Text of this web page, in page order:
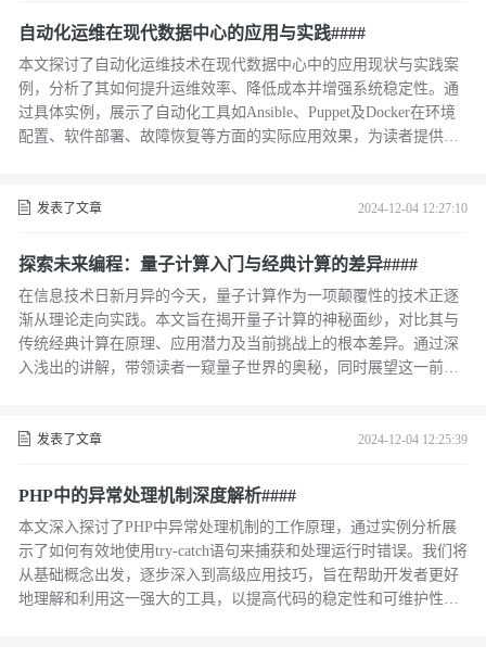
自动化运维在现代数据中心的应用与实践####
本文探讨了自动化运维技术在现代数据中心中的应用现状与实践案
例，分析了其如何提升运维效率、降低成本并增强系统稳定性。通
过具体实例，展示了自动化工具如Ansible、Puppet及Docker在环境
配置、软件部署、故障恢复等方面的实际应用效果，为读者提供了
发表了文章 2024-12-04 12:27:10
探索未来编程：量子计算入门与经典计算的差异####
在信息技术日新月异的今天，量子计算作为一项颠覆性的技术正逐
渐从理论走向实践。本文旨在揭开量子计算的神秘面纱，对比其与
传统经典计算在原理、应用潜力及当前挑战上的根本差异。通过深
入浅出的讲解，带领读者一窥量子世界的奥秘，同时展望这一前沿
发表了文章 2024-12-04 12:25:39
PHP中的异常处理机制深度解析####
本文深入探讨了PHP中异常处理机制的工作原理，通过实例分析展
示了如何有效地使用try-catch语句来捕获和处理运行时错误。我们将
从基础概念出发，逐步深入到高级应用技巧，旨在帮助开发者更好
地理解和利用这一强大的工具，以提高代码的稳定性和可维护性。